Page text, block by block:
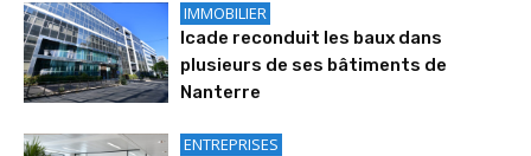
IMMOBILIER
Icade reconduit les baux dans
plusieurs de ses bâtiments de
Nanterre
ENTREPRISES